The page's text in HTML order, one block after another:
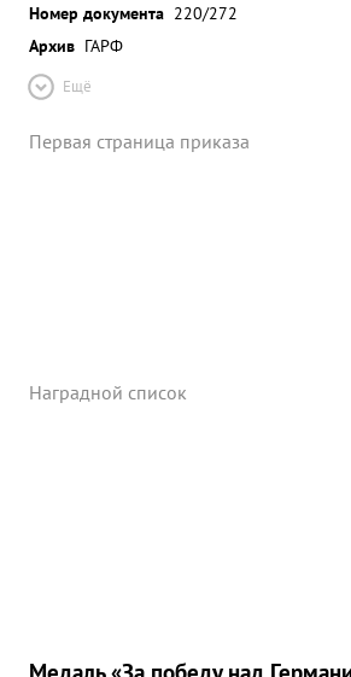
Номер документа 220/272
Архив ГАРФ
Ещё
Первая страница приказа
Наградной список